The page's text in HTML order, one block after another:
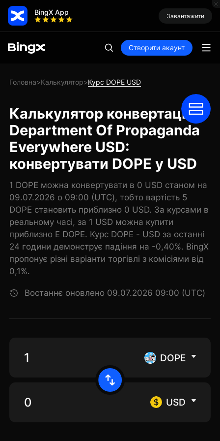
BingX App Завантажити
Створити акаунт
Головна>Калькулятор>Курс DOPE USD
Калькулятор конвертації
Department Of Propaganda
Everywhere USD:
конвертувати DOPE у USD
1 DOPE можна конвертувати в 0 USD станом на
09.07.2026 о 09:00 (UTC), тобто вартість 5
DOPE становить приблизно 0 USD. За курсами в
реальному часі, за 1 USD можна купити
приблизно E DOPE. Курс DOPE - USD за останні
24 години демонструє падіння на -0,40%. BingX
пропонує різні варіанти торгівлі з комісіями від
0,1%.
Востаннє оновлено 09.07.2026 09:00 (UTC)
DOPE
USD